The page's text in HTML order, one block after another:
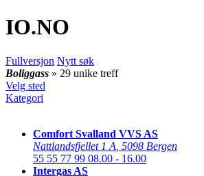
IO.NO
Fullversjon Nytt søk
Boliggass » 29 unike treff
Velg sted
Kategori
Comfort Svalland VVS AS
Nattlandsfjellet 1 A 5098 Bergen
55 55 77 99 08.00 - 16.00
Intergas AS